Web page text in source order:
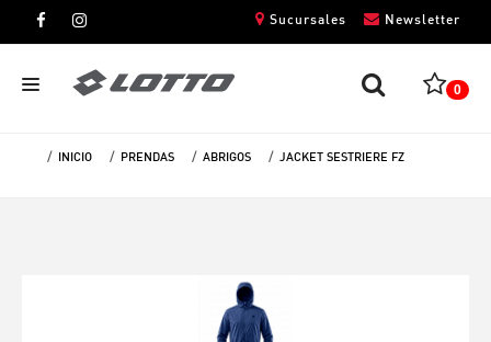
Newsletter
Sucursales
0
INICIO PRENDAS ABRIGOS JACKET SESTRIERE FZ